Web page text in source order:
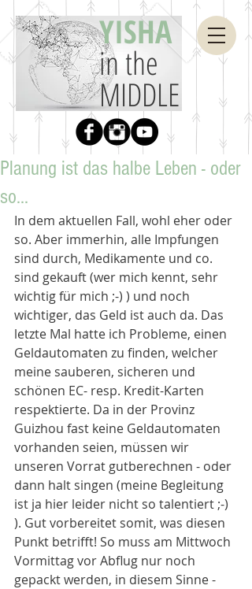
YISHA
in the
MIDDLE
Planung ist das halbe Leben - oder
so...
In dem aktuellen Fall, wohl eher oder
so. Aber immerhin, alle Impfungen
sind durch, Medikamente und co.
sind gekauft (wer mich kennt, sehr
wichtig für mich ;-) ) und noch
wichtiger, das Geld ist auch da. Das
letzte Mal hatte ich Probleme, einen
Geldautomaten zu finden, welcher
meine sauberen, sicheren und
schönen EC- resp. Kredit-Karten
respektierte. Da in der Provinz
Guizhou fast keine Geldautomaten
vorhanden seien, müssen wir
unseren Vorrat gutberechnen - oder
dann halt singen (meine Begleitung
ist ja hier leider nicht so talentiert ;-)
). Gut vorbereitet somit, was diesen
Punkt betrifft! So muss am Mittwoch
Vormittag vor Abflug nur noch
gepackt werden, in diesem Sinne -